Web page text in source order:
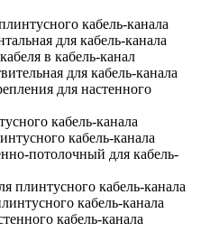
кабель-канала
для кабель-канала
в кабель-канал
для кабель-канала
для настенного
кабель-канала
кабель-канала
потолочный для кабель-
плинтусного кабель-канала
кабель-канала
кабель-канала